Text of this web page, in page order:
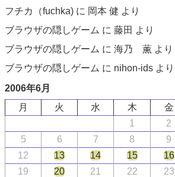
フチカ（fuchka) に 岡本 健 より
ブラウザの隠しゲーム に 藤田 より
ブラウザの隠しゲーム に 海乃 薫 より
ブラウザの隠しゲーム に nihon-ids より
2006年6月
月
火 水 木 金
1
2
5
6 7 8 9
12
13 14 15 16
19
20 21 22 23